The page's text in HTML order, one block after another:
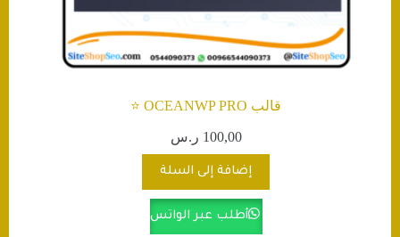
قالب OCEANWP PRO ⭐️
100,00 ر.س
إضافة إلى السلة
أطلب عبر الواتس